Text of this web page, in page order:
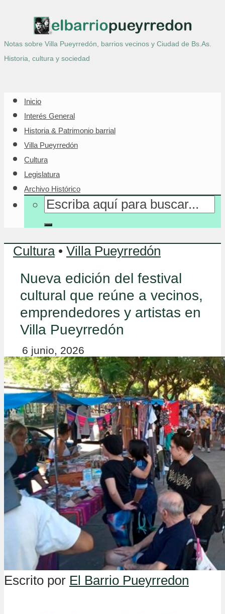
Notas sobre Villa Pueyrredón, barrios vecinos y Ciudad de Bs.As.
Historia, cultura y sociedad
Inicio
Interés General
Historia & Patrimonio barrial
Villa Pueyrredón
Cultura
Legislatura
Archivo Histórico
Cultura • Villa Pueyrredón
Nueva edición del festival
cultural que reúne a vecinos,
emprendedores y artistas en
Villa Pueyrredón
6 junio, 2026
Escrito por El Barrio Pueyrredon